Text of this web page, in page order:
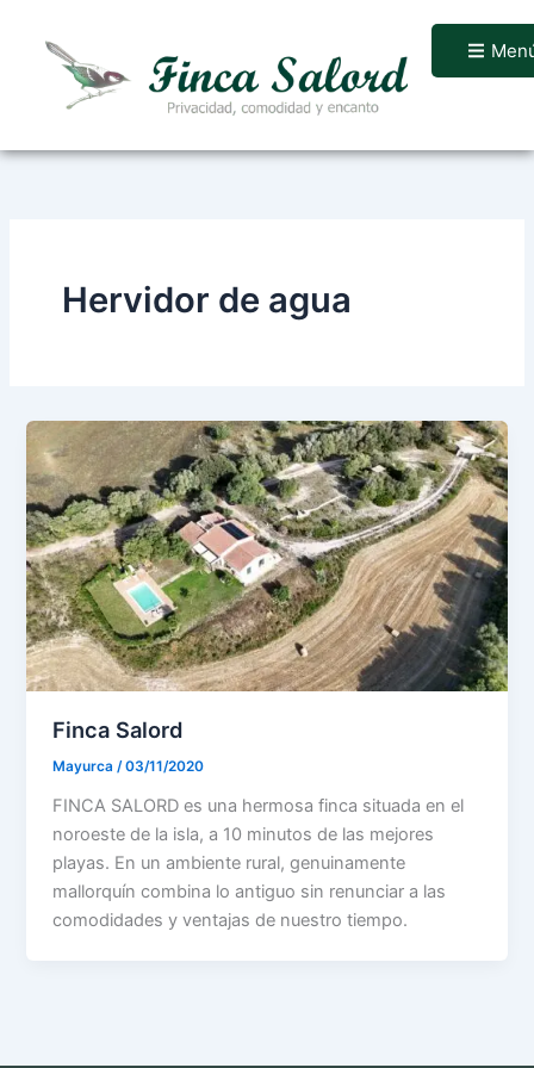
contenido
Hervidor de agua
Finca Salord
Mayurca/03/11/2020
FINCA SALORD es una hermosa finca situada en el
noroeste de la isla, a 10 minutos de las mejores
playas. En un ambiente rural, genuinamente
mallorquín combina lo antiguo sin renunciar a las
comodidades y ventajas de nuestro tiempo.